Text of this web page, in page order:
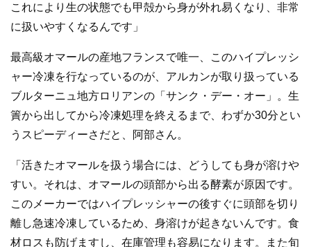
これにより生の状態でも甲殻から身が外れ易くなり、非常
に扱いやすくなるんです」
最高級オマールの産地フランスで唯一、このハイプレッシ
ャー冷凍を行なっているのが、アルカンが取り扱っている
ブルターニュ地方ロリアンの「サンク・デー・オー」。生
簀から出してから冷凍処理を終えるまで、わずか30分とい
うスピーディーさだと、阿部さん。
「活きたオマールを扱う場合には、どうしても身が溶けや
すい。それは、オマールの頭部から出る酵素が原因です。
このメーカーではハイプレッシャーの後すぐに頭部を切り
離し急速冷凍しているため、身溶けが起きないんです。食
材ロスも防げますし、在庫管理も容易になります。また旬